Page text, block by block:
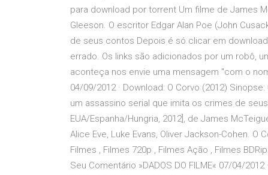
para download por torrent Um filme de James
Gleeson. O escritor Edgar Alan Poe (John
de seus contos Depois é só clicar em
errado. Os links são adicionados por um robô,
aconteça nos envie uma mensagem "com o
04/09/2012 · Download: O Corvo (2012)
um assassino serial que imita os crimes de
EUA/Espanha/Hungria, 2012], de James
Alice Eve, Luke Evans, Oliver Jackson-Cohen. O
Filmes , Filmes 720p , Filmes Ação , Filmes
Seu Comentário »DADOS DO FILME« 07/04/